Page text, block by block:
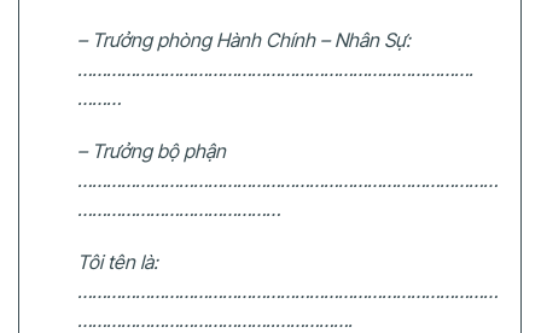
– Trưởng phòng Hành Chính – Nhân Sự:
……………………………………………………………………….
………
– Trưởng bộ phận
……………………………………………………………………………
……………………………………
Tôi tên là:
……………………………………………………………………………
…………………………………..…………….